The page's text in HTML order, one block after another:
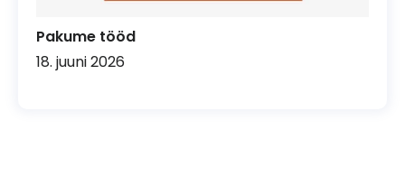
Pakume tööd
18. juuni 2026